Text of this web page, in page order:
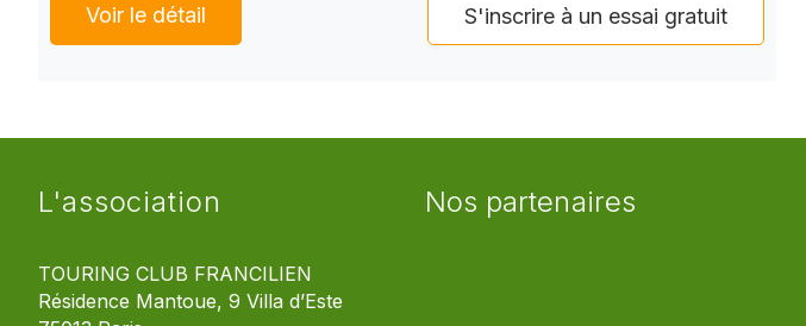
Voir le détail S'inscrire à un essai gratuit
L'association
TOURING CLUB FRANCILIEN
Résidence Mantoue, 9 Villa d’Este
Nos partenaires